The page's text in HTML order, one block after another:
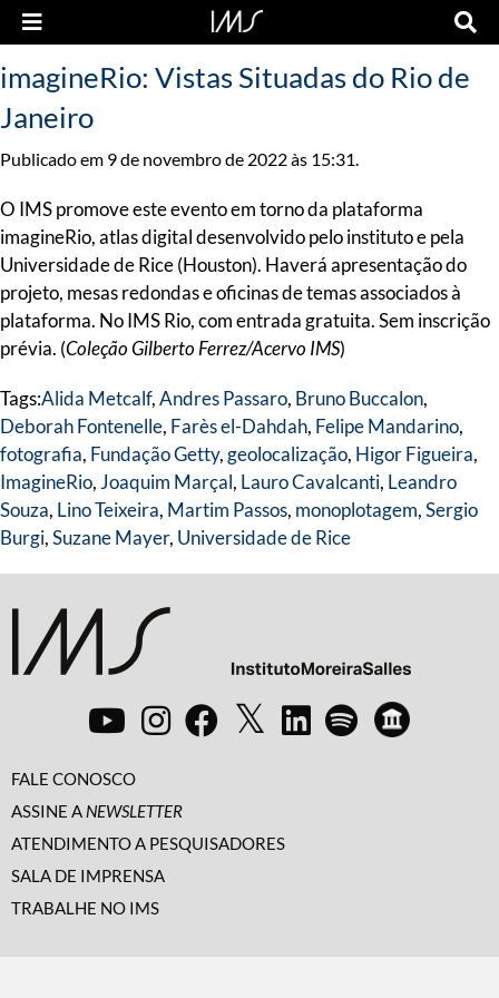
imagineRio: Vistas Situadas do Rio de
Janeiro
Publicado em 9 de novembro de 2022 às 15:31.
O IMS promove este evento em torno da plataforma
imagineRio, atlas digital desenvolvido pelo instituto e pela
Universidade de Rice (Houston). Haverá apresentação do
projeto, mesas redondas e oficinas de temas associados à
plataforma. No IMS Rio, com entrada gratuita. Sem inscrição
prévia. (Coleção Gilberto Ferrez/Acervo IMS)
Tags:Alida Metcalf,Andres Passaro, Bruno Buccalon,
Deborah Fontenelle, Farès el-Dahdah, Felipe Mandarino,
fotografia, Fundação Getty, geolocalização, Higor Figueira,
ImagineRio, Joaquim Marçal, Lauro Cavalcanti, Leandro
Souza, Lino Teixeira, Martim Passos, monoplotagem,Sergio
Burgi,Suzane Mayer, Universidade de Rice
FALE CONOSCO
ASSINE A NEWSLETTER
ATENDIMENTO A PESQUISADORES
SALA DE IMPRENSA
TRABALHE NO IMS